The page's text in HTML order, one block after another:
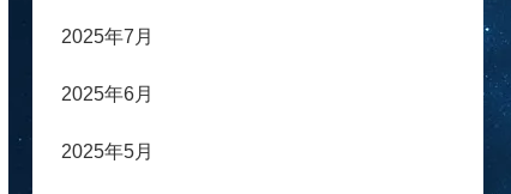
2025年7月
2025年6月
2025年5月